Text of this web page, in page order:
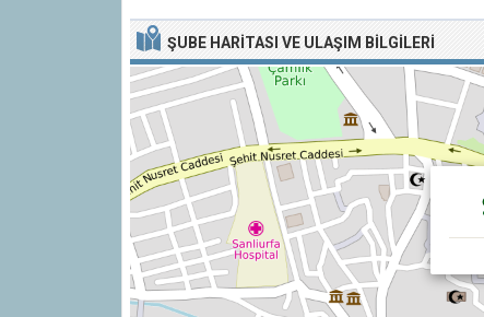
ŞUBE HARITASI VE ULAŞIM BILGILERI